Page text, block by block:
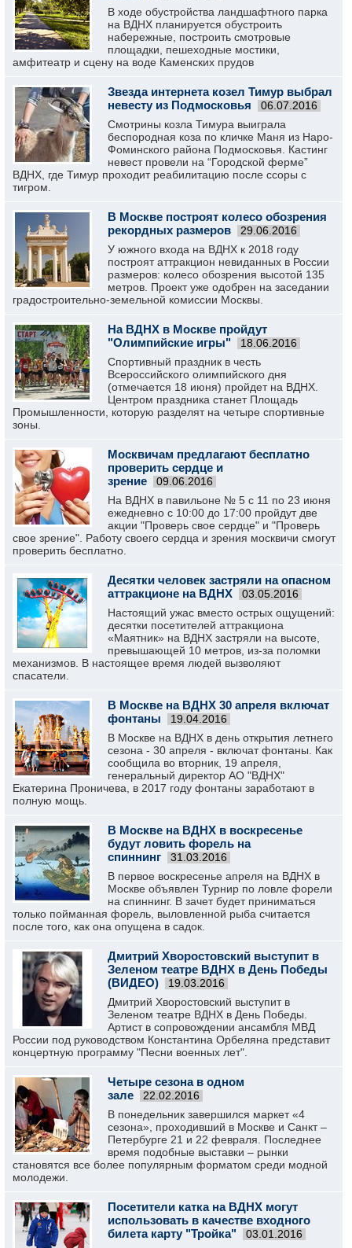
В ходе обустройства ландшафтного парка
на ВДНХ планируется обустроить
набережные, построить смотровые
площадки, пешеходные мостики,
амфитеатр и сцену на воде Каменских прудов
Звезда интернета козел Тимур выбрал
невесту из Подмосковья
06.07.2016
Смотрины козла Тимура выиграла
беспородная коза по кличке Маня из Наро-
Фоминского района Подмосковья. Кастинг
невест провели на “Городской ферме”
ВДНХ, где Тимур проходит реабилитацию после ссоры с
тигром.
В Москве построят колесо обозрения
рекордных размеров
29.06.2016
У южного входа на ВДНХ к 2018 году
построят аттракцион невиданных в России
размеров: колесо обозрения высотой 135
метров. Проект уже одобрен на заседании
градостроительно-земельной комиссии Москвы.
На ВДНХ в Москве пройдут
"Олимпийские игры"
18.06.2016
Спортивный праздник в честь
Всероссийского олимпийского дня
(отмечается 18 июня) пройдет на ВДНХ.
Центром праздника станет Площадь
Промышленности, которую разделят на четыре спортивные
зоны.
Москвичам предлагают бесплатно
проверить сердце и
зрение
09.06.2016
На ВДНХ в павильоне № 5 с 11 по 23 июня
ежедневно с 10:00 до 17:00 пройдут две
акции "Проверь свое сердце" и "Проверь
свое зрение". Работу своего сердца и зрения москвичи смогут
проверить бесплатно.
Десятки человек застряли на опасном
аттракционе на ВДНХ
03.05.2016
Настоящий ужас вместо острых ощущений:
десятки посетителей аттракциона
«Маятник» на ВДНХ застряли на высоте,
превышающей 10 метров, из-за поломки
механизмов. В настоящее время людей вызволяют
спасатели.
В Москве на ВДНХ 30 апреля включат
фонтаны
19.04.2016
В Москве на ВДНХ в день открытия летнего
сезона - 30 апреля - включат фонтаны. Как
сообщила во вторник, 19 апреля,
генеральный директор АО "ВДНХ"
Екатерина Проничева, в 2017 году фонтаны заработают в
полную мощь.
В Москве на ВДНХ в воскресенье
будут ловить форель на
спиннинг
31.03.2016
В первое воскресенье апреля на ВДНХ в
Москве объявлен Турнир по ловле форели
на спиннинг. В зачет будет приниматься
только пойманная форель, выловленной рыба считается
после того, как она опущена в садок.
Дмитрий Хворостовский выступит в
Зеленом театре ВДНХ в День Победы
(ВИДЕО)
19.03.2016
Дмитрий Хворостовский выступит в
Зеленом театре ВДНХ в День Победы.
Артист в сопровождении ансамбля МВД
России под руководством Константина Орбеляна представит
концертную программу "Песни военных лет".
Четыре сезона в одном
зале
22.02.2016
В понедельник завершился маркет «4
сезона», проходивший в Москве и Санкт –
Петербурге 21 и 22 февраля. Последнее
время подобные выставки – рынки
становятся все более популярным форматом среди модной
молодежи.
Посетители катка на ВДНХ могут
использовать в качестве входного
билета карту "Тройка"
03.01.2016